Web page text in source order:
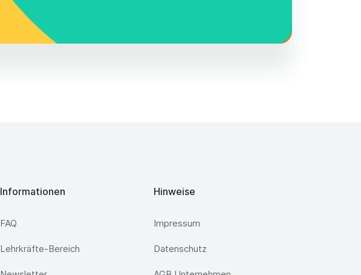
Informationen
FAQ
Lehrkräfte-Bereich
Hinweise
Impressum
Datenschutz